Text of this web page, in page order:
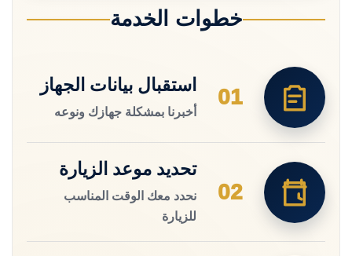
خطوات الخدمة
01
استقبال بيانات الجهاز
أخبرنا بمشكلة جهازك ونوعه
02
تحديد موعد الزيارة
نحدد معك الوقت المناسب
للزيارة